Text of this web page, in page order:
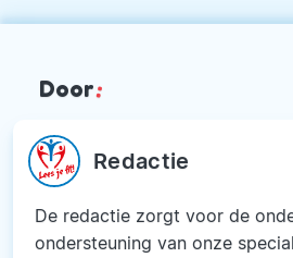
Door:
Redactie
De redactie zorgt voor de
ondersteuning van onze